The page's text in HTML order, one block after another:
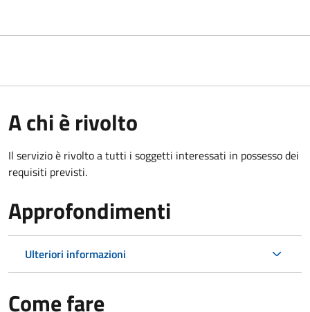
A chi è rivolto
Il servizio è rivolto a tutti i soggetti interessati in possesso dei
requisiti previsti.
Approfondimenti
Ulteriori informazioni
Come fare